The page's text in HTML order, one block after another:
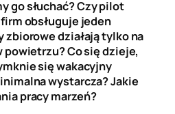
go słuchać? Czy pilot
obsługuje jeden
zbiorowe działają tylko na
powietrzu? Co się dzieje,
się wakacyjny
wystarcza? Jakie
pracy marzeń?